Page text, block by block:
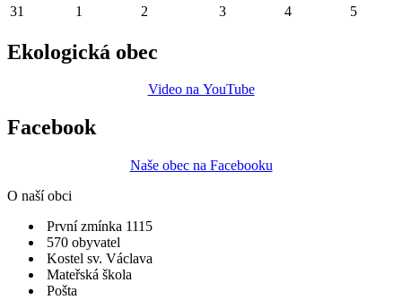
31 1 2 3 4 5
Ekologická obec
Video na YouTube
Facebook
Naše obec na Facebooku
O naší obci
První zmínka 1115
570 obyvatel
Kostel sv. Václava
Mateřská škola
Pošta